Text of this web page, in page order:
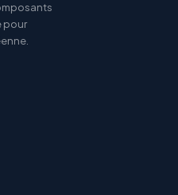
pour